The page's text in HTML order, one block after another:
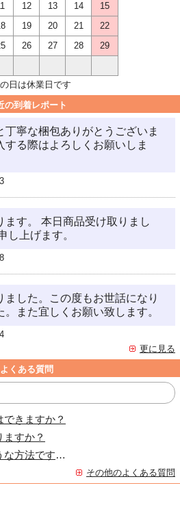
12 13 14
15
19 20 21
22
26 27 28
29
日は休業日です
の到着レポート
寧な梱包ありがとうございま
する際はよろしくお願いしま
ます。 本日商品受け取りまし
し上げます。
した。この度もお世話になり
また宜しくお願い致します。
更に見る
よくある質問
きますか？
すか？
代金の支払いはどのような方法ですか？
その他のよくある質問